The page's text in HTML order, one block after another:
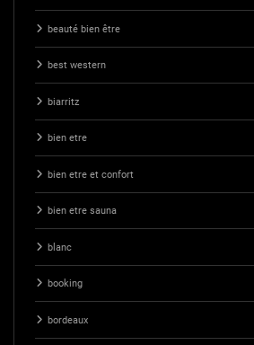
beauté bien être
best western
biarritz
bien etre
bien etre et confort
bien etre sauna
blanc
booking
bordeaux